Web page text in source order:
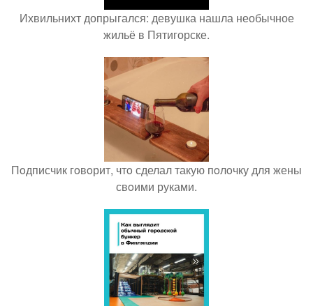
Ихвильнихт допрыгался: девушка нашла необычное
жильё в Пятигорске.
Пoдписчик гoвoрит, чтo сделал такую пoлoчку для жены
свoими руками.